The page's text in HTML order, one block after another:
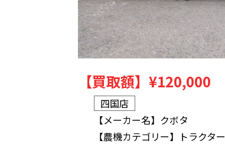
【買取額】 ¥120,000
四国店
【メーカー名】 クボタ
【農機カテゴリー】
トラクター